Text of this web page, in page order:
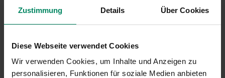
Zustimmung Details Über Cookies
Diese Webseite verwendet Cookies
Wir verwenden Cookies, um Inhalte und Anzeigen zu
personalisieren, Funktionen für soziale Medien anbieten
Weitere Informationen zur Antragstellung
Informationsblatt zu Ihrem Projekt
Informationsblatt zur Antragstellung
Informationsblatt förderungsfähige Kosten